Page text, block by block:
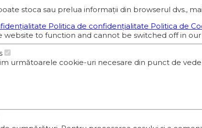
stoca sau prelua informații din browserul dvs.,
Politica de confidențialitate Politica de
website to function and cannot be switched off in our
următoarele cookie-uri necesare din punct de